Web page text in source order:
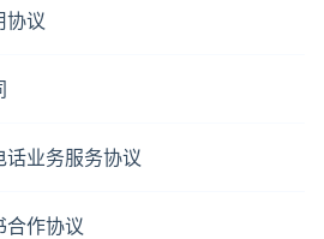
协议
话业务服务协议
合作协议